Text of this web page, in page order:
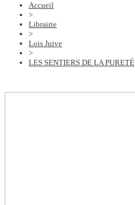
Accueil
>
Librairie
>
Lois Juive
>
LES SENTIERS DE LA PURETÉ